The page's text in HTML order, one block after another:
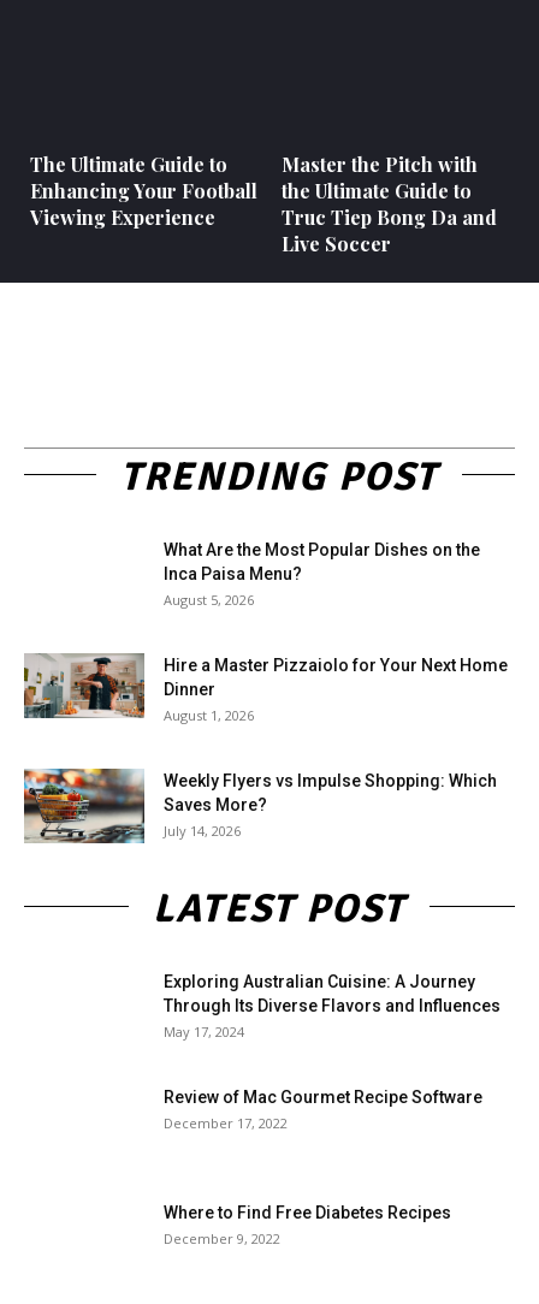
The Ultimate Guide to
Enhancing Your Football
Viewing Experience
Master the Pitch with
the Ultimate Guide to
Truc Tiep Bong Da and
Live Soccer
TRENDING POST
What Are the Most Popular Dishes on the
Inca Paisa Menu?
August 5, 2026
Hire a Master Pizzaiolo for Your Next Home
Dinner
August 1, 2026
Weekly Flyers vs Impulse Shopping: Which
Saves More?
July 14, 2026
LATEST POST
Exploring Australian Cuisine: A Journey
Through Its Diverse Flavors and Influences
May 17, 2024
Review of Mac Gourmet Recipe Software
December 17, 2022
Where to Find Free Diabetes Recipes
December 9, 2022